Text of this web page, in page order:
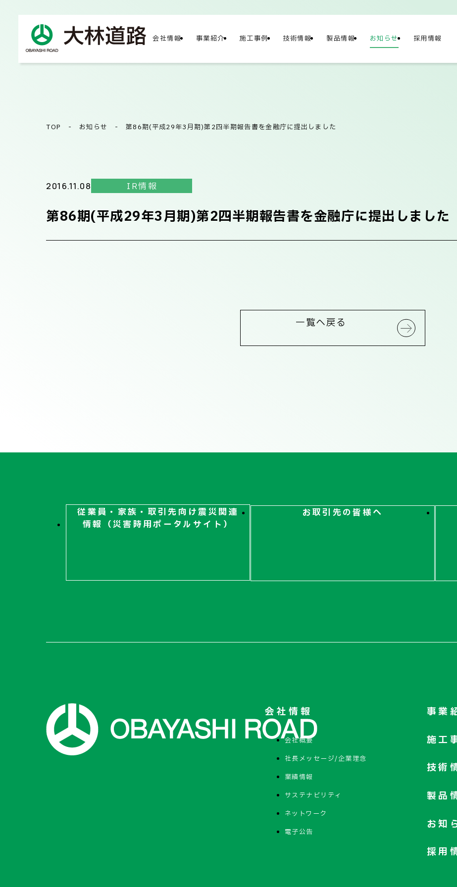
会社情報
サステナビリティ ネットワーク
事業紹介 施工事例 技術情報 製品情報 お知らせ 採用情報
TOP - お知らせ - 第86期(平成29年3月期)第2四半期報告書を金融庁に提出しました
2016.11.08 IR情報
第86期(平成29年3月期)第2四半期報告書を金融庁に提出しました
一覧へ戻る
従業員・家族・取引先向け震災関連
情報（災害時用ポータルサイト）
お取引先の皆様へ
会社情報
会社概要
社長メッセージ/企業理念
業績情報
サステナビリティ
ネットワーク
電子公告
事業
施工
技術
製品
お知
採用